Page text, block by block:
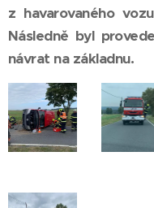
z havarovaného
Následně byl
návrat na základnu.